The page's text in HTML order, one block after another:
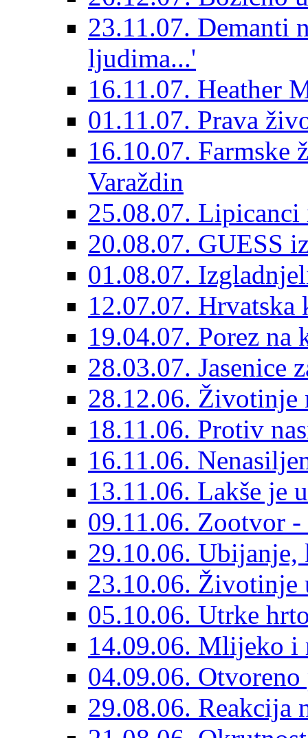
23.11.07. Demanti
ljudima...'
16.11.07. Heather
01.11.07. Prava
16.10.07. Farmske
Varaždin
25.08.07.
20.08.07. GUESS
01.08.07.
12.07.07.
19.04.07. Porez na
28.03.07. Jasenice
28.12.06. Životinje
18.11.06. Protiv
16.11.06.
13.11.06. Lakše je
09.11.06. Zootvor
29.10.06. Ubijanje,
23.10.06. Životinje
05.10.06. Utrke
14.09.06. Mlijeko i
04.09.06.
29.08.06. Reakcija